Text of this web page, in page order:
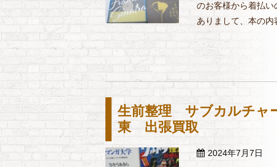
のお客様から着払
ありまして、本の内
生前整理 サブカルチャ
東 出張買取
2024年7月7日